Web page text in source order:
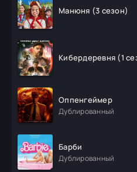
Манюня (3 сезон)
Кибердеревня (1
Оппенгеймер
Дублированный
Барби
Дублированный